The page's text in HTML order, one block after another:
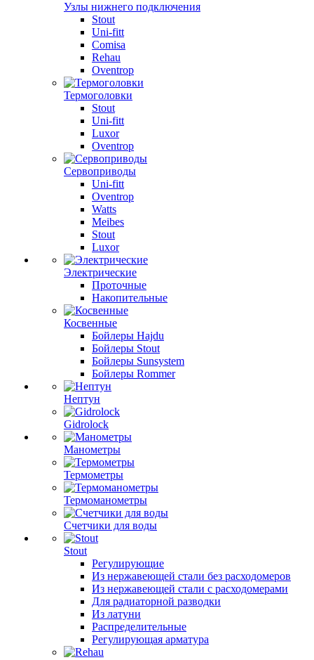
Узлы нижнего подключения
Stout
Uni-fitt
Comisa
Rehau
Oventrop
Термоголовки
Stout
Uni-fitt
Luxor
Oventrop
Сервоприводы
Uni-fitt
Oventrop
Watts
Meibes
Stout
Luxor
Электрические
Проточные
Накопительные
Косвенные
Бойлеры Hajdu
Бойлеры Stout
Бойлеры Sunsystem
Бойлеры Rommer
Нептун
Gidrolock
Манометры
Термометры
Термоманометры
Счетчики для воды
Stout
Регулирующие
Из нержавеющей стали без расходомеров
Из нержавеющей стали с расходомерами
Для радиаторной разводки
Из латуни
Распределительные
Регулирующая арматура